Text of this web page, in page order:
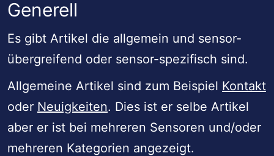
Generell
Es gibt Artikel die allgemein und sensor-
übergreifend oder sensor-spezifisch sind.
Allgemeine Artikel sind zum Beispiel Kontakt
oder Neuigkeiten. Dies ist er selbe Artikel
aber er ist bei mehreren Sensoren und/oder
mehreren Kategorien angezeigt.